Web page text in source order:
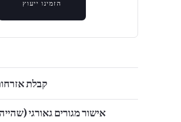
הזמינו ייעוץ
קבלת
אישור מגורים גאורגי